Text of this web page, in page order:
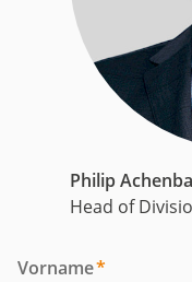
Philip
Head of
Vorname*